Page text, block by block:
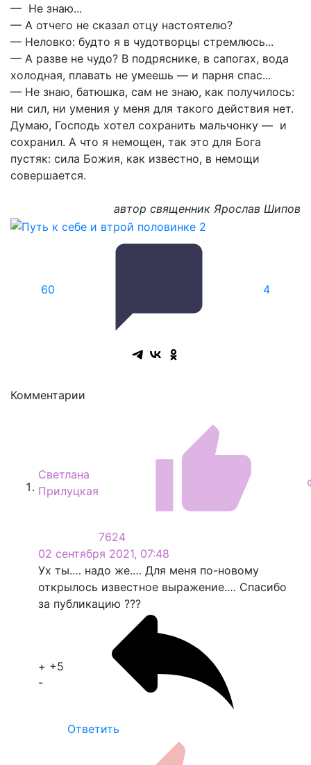
— Не знаю...
— А отчего не сказал отцу настоятелю?
— Неловко: будто я в чудотворцы стремлюсь...
— А разве не чудо? В подряснике, в сапогах, вода
холодная, плавать не умеешь — и парня спас...
— Не знаю, батюшка, сам не знаю, как получилось:
ни сил, ни умения у меня для такого действия нет.
Думаю, Господь хотел сохранить мальчонку — и
сохранил. А что я немощен, так это для Бога
пустяк: сила Божия, как известно, в немощи
совершается.
автор священник Ярослав Шипов
60 4
Комментарии
Светлана
Прилуцкая
7624
02 сентября 2021, 07:48
Ух ты.… надо же.… Для меня по-новому
открылось известное выражение.… Спасибо
за публикацию ???
+ +5
-
Ответить